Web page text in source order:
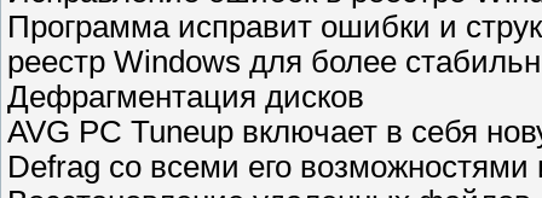
Программа исправит ошибки и
реестр Windows для более
Дефрагментация дисков
AVG PC Tuneup включает в себя
Defrag со всеми его